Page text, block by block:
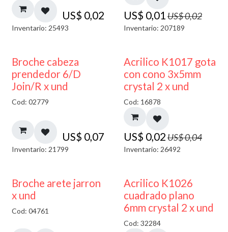
US$ 0,02
Inventario: 25493
US$ 0,01US$0,02
Inventario: 207189
Broche cabeza
prendedor 6/D
Join/R x und
Cod: 02779
US$ 0,07
Inventario: 21799
50% DESCUENTO
Acrilico K1017 gota
con cono 3x5mm
crystal 2 x und
Cod: 16878
US$ 0,02US$0,04
Inventario: 26492
50% DESCUENTO
Broche arete jarron
x und
Cod: 04761 50% DESCUENTO
Acrilico K1026
cuadrado plano
6mm crystal 2 x und
Cod: 32284